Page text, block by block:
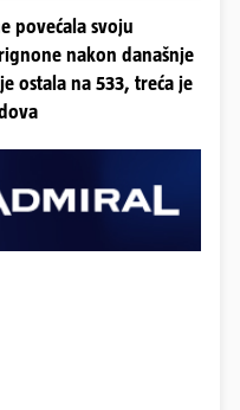
povećala svoju
nakon današnje
ostala na 533, treća je